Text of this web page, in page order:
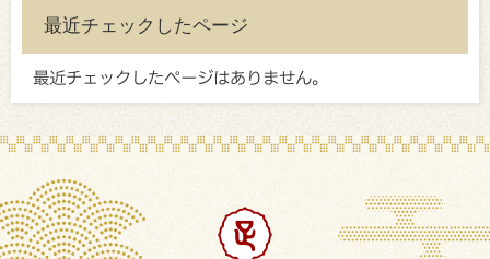
最近チェックしたページ
最近チェックしたページはありません。